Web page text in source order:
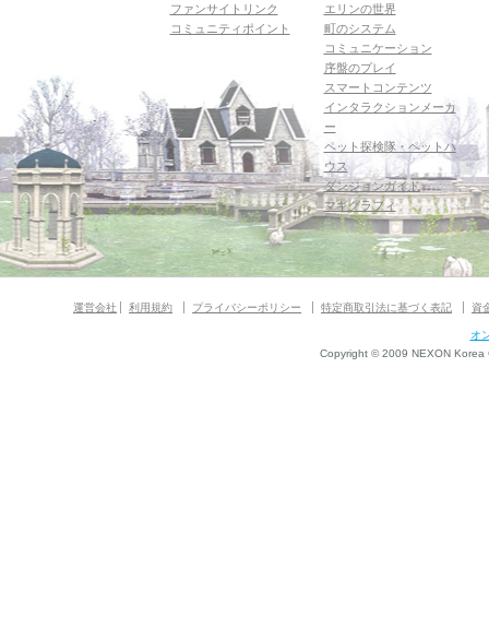
ファンサイトリンク
コミュニティポイント
エリンの世界
町のシステム
コミュニケーション
序盤のプレイ
スマートコンテンツ
インタラクションメーカ
ー
ペット探検隊・ペットハ
ウス
ダンジョンガイド
マギグラフィ
運営会社 利用規約 プライバシーポリシー 特定商取引法に基づく表記 資
オ
Copyright © 2009 NEXON Korea